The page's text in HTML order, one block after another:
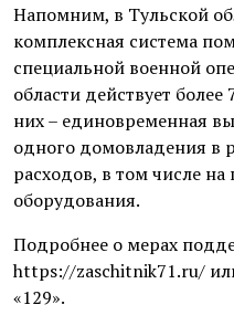
Напомним, в Тульской
комплексная система
специальной военной
области действует
них – единовременная
одного домовладения в
расходов, в том числе на
оборудования.
Подробнее о мерах
https://zaschitnik71.ru/
«129».